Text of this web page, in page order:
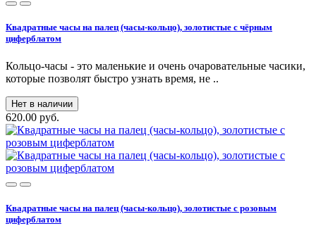
Квадратные часы на палец (часы-кольцо), золотистые с чёрным
циферблатом
Кольцо-часы - это маленькие и очень очаровательные часики,
которые позволят быстро узнать время, не ..
Нет в наличии
620.00 руб.
Квадратные часы на палец (часы-кольцо), золотистые с розовым
циферблатом